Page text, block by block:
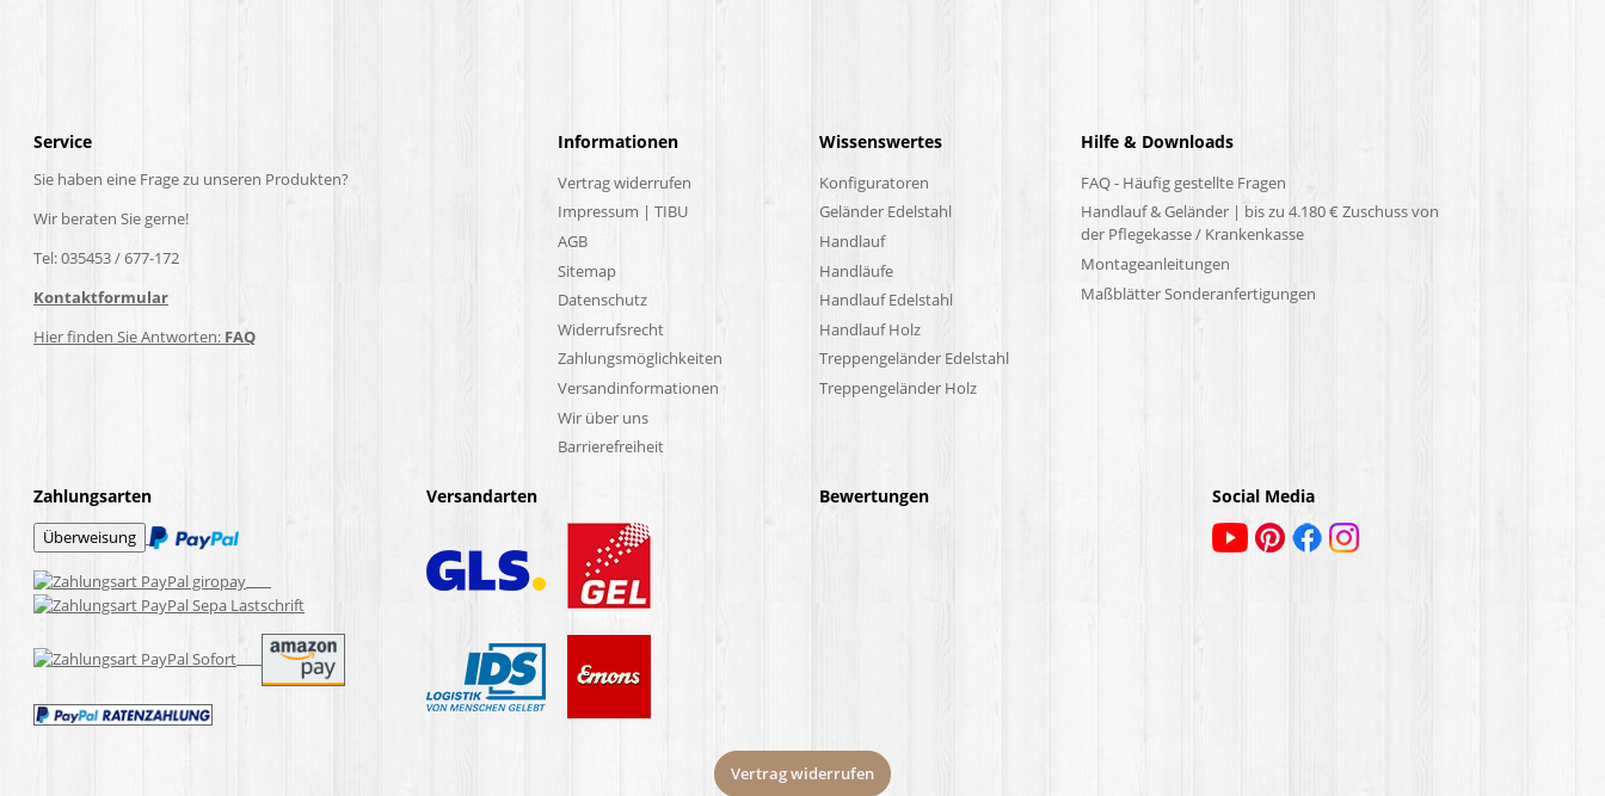
Service
Sie haben eine Frage zu unseren Produkten?
Wir beraten Sie gerne!
Tel: 035453 / 677-172
Kontaktformular
Hier finden Sie Antworten: FAQ
Informationen
Vertrag widerrufen
Impressum | TIBU
AGB
Sitemap
Datenschutz
Widerrufsrecht
Zahlungsmöglichkeiten
Versandinformationen
Wir über uns
Barrierefreiheit
Wissenswertes
Konfiguratoren
Geländer Edelstahl
Handlauf
Handläufe
Handlauf Edelstahl
Handlauf Holz
Treppengeländer Edelstahl
Treppengeländer Holz
Hilfe & Downloads
FAQ - Häufig gestellte Fragen
Handlauf & Geländer | bis zu 4.180 € Zuschuss von
der Pflegekasse / Krankenkasse
Montageanleitungen
Maßblätter Sonderanfertigungen
Zahlungsarten Versandarten Bewertungen Social Media
Vertrag widerrufen